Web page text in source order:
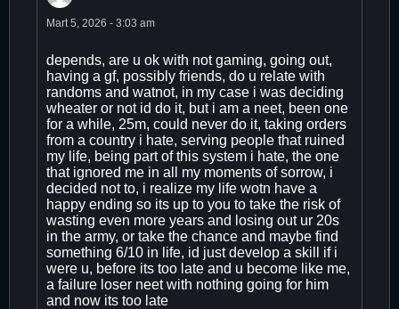
Mart 5, 2026 - 3:03 am
depends, are u ok with not gaming, going out,
having a gf, possibly friends, do u relate with
randoms and watnot, in my case i was deciding
wheater or not id do it, but i am a neet, been one
for a while, 25m, could never do it, taking orders
from a country i hate, serving people that ruined
my life, being part of this system i hate, the one
that ignored me in all my moments of sorrow, i
decided not to, i realize my life wotn have a
happy ending so its up to you to take the risk of
wasting even more years and losing out ur 20s
in the army, or take the chance and maybe find
something 6/10 in life, id just develop a skill if i
were u, before its too late and u become like me,
a failure loser neet with nothing going for him
and now its too late